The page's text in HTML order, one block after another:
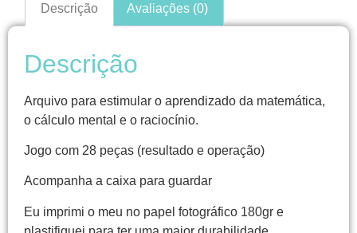
Descrição Avaliações (0)
Descrição
Arquivo para estimular o aprendizado da matemática,
o cálculo mental e o raciocínio.
Jogo com 28 peças (resultado e operação)
Acompanha a caixa para guardar
Eu imprimi o meu no papel fotográfico 180gr e